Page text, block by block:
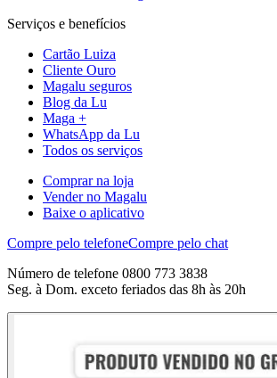
Serviços e benefícios
Cartão Luiza
Cliente Ouro
Magalu seguros
Blog da Lu
Maga +
WhatsApp da Lu
Todos os serviços
Comprar na loja
Vender no Magalu
Baixe o aplicativo
Compre pelo telefoneCompre pelo chat
Número de telefone 0800 773 3838
Seg. à Dom. exceto feriados das 8h às 20h